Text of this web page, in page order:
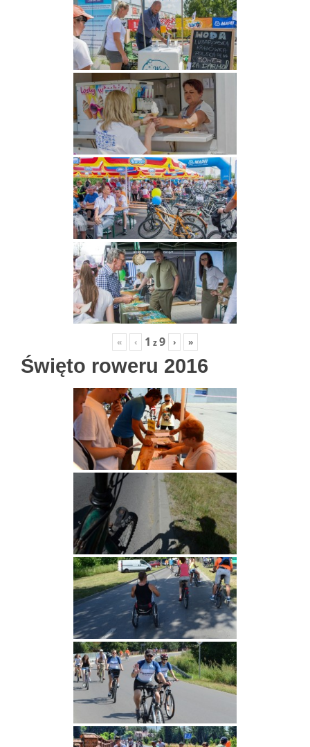
« ‹ 1 z9 › »
Święto roweru 2016